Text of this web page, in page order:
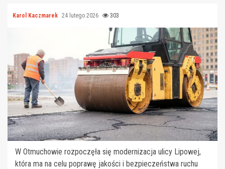
Karol Kaczmarek 24 lutego 2026 303
W Otmuchowie rozpoczęła się modernizacja ulicy Lipowej,
która ma na celu poprawę jakości i bezpieczeństwa ruchu